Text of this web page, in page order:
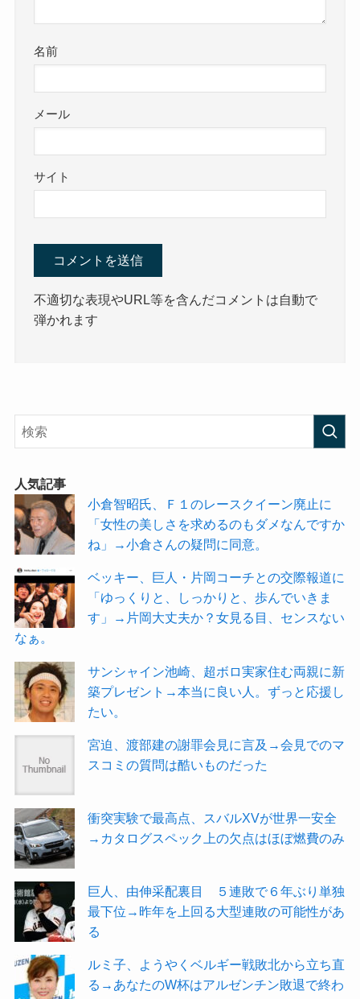
名前
メール
サイト
不適切な表現やURL等を含んだコメントは自動で
弾かれます
人気記事
小倉智昭氏、Ｆ１のレースクイーン廃止に
「女性の美しさを求めるのもダメなんですか
ね」→小倉さんの疑問に同意。
ベッキー、巨人・片岡コーチとの交際報道に
「ゆっくりと、しっかりと、歩んでいきま
す」→片岡大丈夫か？女見る目、センスない
なぁ。
サンシャイン池崎、超ボロ実家住む両親に新
築プレゼント→本当に良い人。ずっと応援し
たい。
宮迫、渡部建の謝罪会見に言及→会見でのマ
スコミの質問は酷いものだった
衝突実験で最高点、スバルXVが世界一安全
→カタログスペック上の欠点はほぼ燃費のみ
巨人、由伸采配裏目 ５連敗で６年ぶり単独
最下位→昨年を上回る大型連敗の可能性があ
る
ルミ子、ようやくベルギー戦敗北から立ち直
る→あなたのW杯はアルゼンチン敗退で終わ